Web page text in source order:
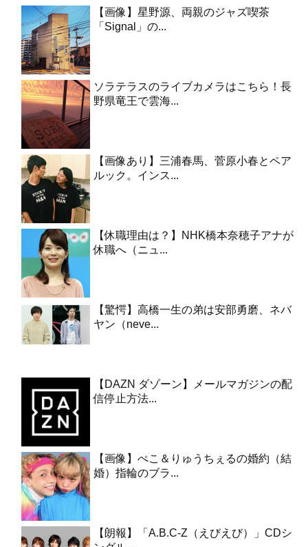
【画像】星野源、両親のジャズ喫茶
「Signal」の...
ソラテラスのライブカメラはこちら！長
野県竜王で雲海...
【画像あり】三浦春馬、菅原小春とペア
ルック。インス...
【休職理由は？】NHK橋本奈穂子アナが
休職へ（ニュ...
【驚愕】高橋一生の弟は安部勇磨、ネバ
ヤン（neve...
【DAZN ダゾーン】メールマガジンの配
信停止方法...
【画像】ぺこ＆りゅうちぇるの婚約（結
婚）指輪のブラ...
【朗報】「A.B.C-Z（えびえび）」CDシ